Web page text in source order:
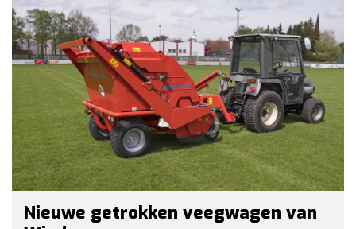
Nieuwe getrokken veegwagen van